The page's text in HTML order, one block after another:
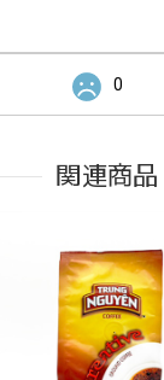
0
関連商品